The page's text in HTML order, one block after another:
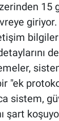
15
"ek
sistem,
şart